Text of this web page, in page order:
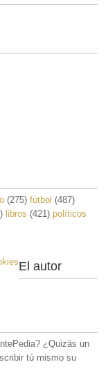
(275) fútbol (487)
libros (421) políticos
El autor
¿Quizás un
tú mismo su